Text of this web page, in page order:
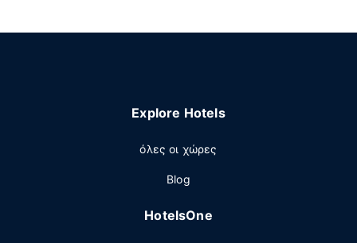
Explore Hotels
όλες οι χώρες
Blog
HotelsOne